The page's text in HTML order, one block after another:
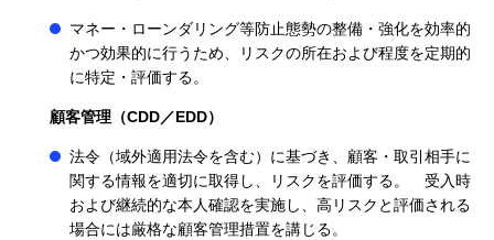
マネー・ローンダリング等防止態勢の整備・強化を効率的
かつ効果的に行うため、リスクの所在および程度を定期的
に特定・評価する。
顧客管理（CDD／EDD）
法令（域外適用法令を含む）に基づき、顧客・取引相手に
関する情報を適切に取得し、リスクを評価する。 受入時
および継続的な本人確認を実施し、高リスクと評価される
場合には厳格な顧客管理措置を講じる。